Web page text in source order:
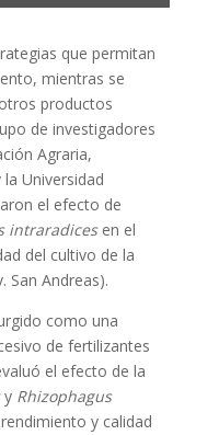
que permitan
mientras se
productos
de investigadores
Agraria,
Universidad
el efecto de
intraradicesen el
del cultivo de la
San Andreas).
como una
de fertilizantes
el efecto de la
y Rhizophagus
y calidad